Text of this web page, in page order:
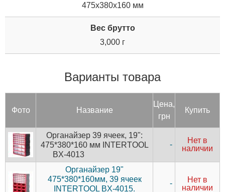
475x380x160 мм
Вес брутто
3,000 г
Варианты товара
Фото Название
Цена,
грн
Купить
Органайзер 39 ячеек, 19":
475*380*160 мм INTERTOOL
BX-4013
-
Нет в
наличии
Органайзер 19"
475*380*160мм, 39 ячеек
INTERTOOL BX-4015.
-
Нет в
наличии